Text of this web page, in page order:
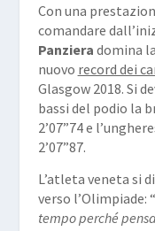
Con una
comandare
Panziera domina
nuovo record dei
Glasgow 2018. Si
bassi del podio la
2’07”74 e
2’07”87.
L’atleta veneta si
verso l’Olimpiade: “
tempo perché